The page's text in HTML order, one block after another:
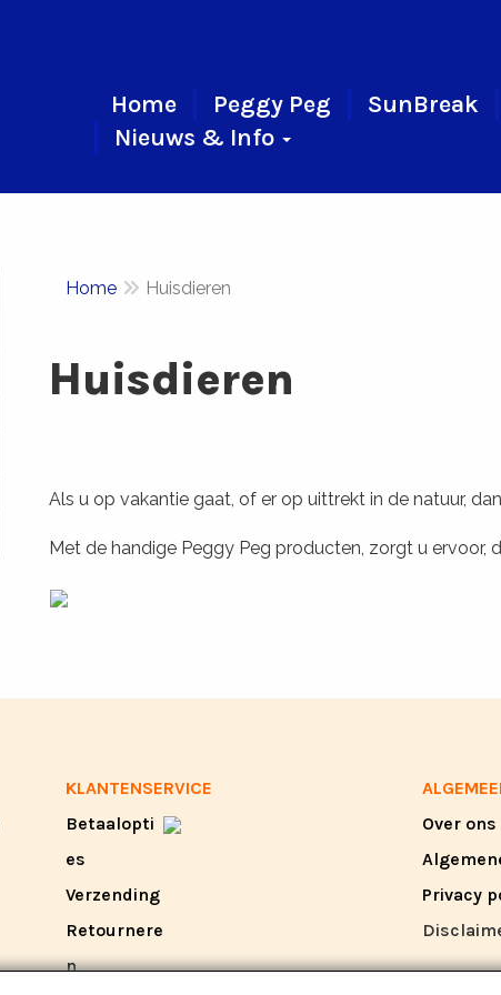
Home Peggy Peg SunBreak
Nieuws & Info
Home Huisdieren
Huisdieren
Als u op vakantie gaat, of er op uittrekt in de natuur,
Met de handige Peggy Peg producten, zorgt u ervoor,
KLANTENSERVICE
Betaalopti
es
Verzending
Retournere
n
Over ons
Privacy